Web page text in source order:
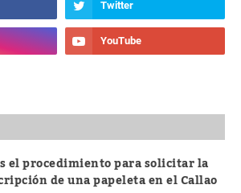
el procedimiento para solicitar la
de una papeleta en el Callao